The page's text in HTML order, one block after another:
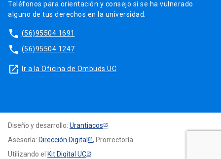
Teléfonos para orientación y consejo si se ha vulnerado
alguno de tus derechos en la universidad.
phone (56)95504 1691
phone (56)95504 1247
launch Ir a la Oficina de Ombuds UC
Diseño y desarrollo: Urantiacos
Asesoría: Dirección Digital
, Prorrectoría
Utilizando el Kit Digital UC